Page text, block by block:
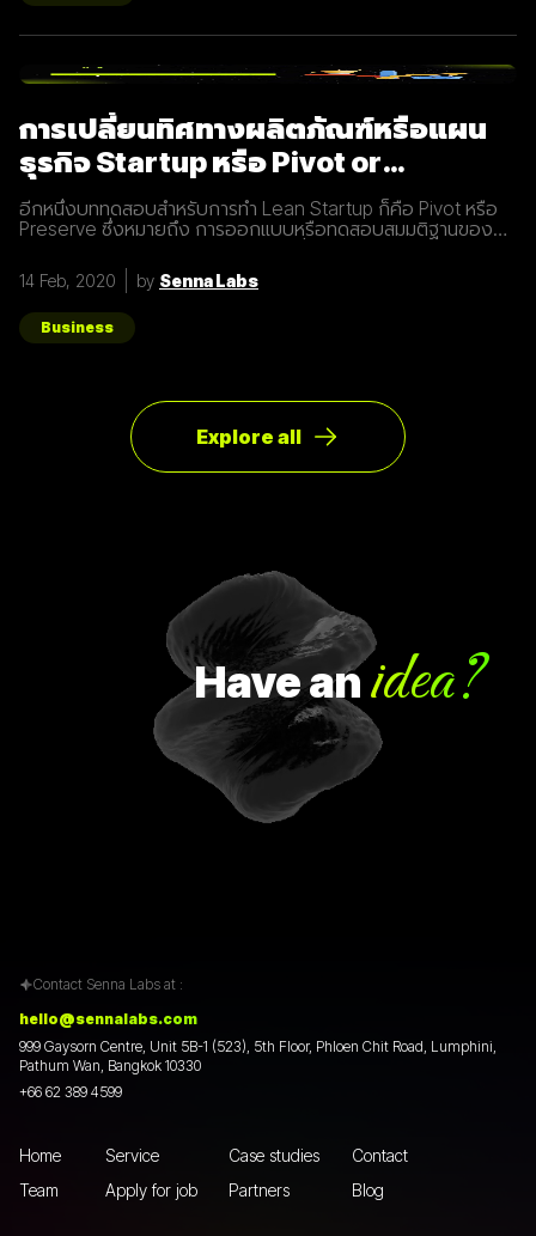
การเปลี่ยนทิศทางผลิตภัณฑ์หรือแผน
ธุรกิจ Startup หรือ Pivot or
Preserve
อีกหนึ่งบททดสอบสำหรับการทำ Lean Startup ก็คือ Pivot หรือ
Preserve ซึ่งหมายถึง การออกแบบหรือทดสอบสมมติฐานของ
ที่คาดคิด จึงต้องเปลี่ยนทิศทางเพื่อให้ตอบโจทย์ความต้องการ
ของผู้ใช้ให้มากที่สุด ตัวอย่างการทำ Pivot ตอนแรก Groupon เป็น
Online Activism Platform คือแพลตฟอร์มที่มีไว้เพื่อสร้าง
แคมเปญรณรงค์หรือการเปลี่ยนแปลงบางอย่างในสังคม ซึ่งตอน
แรกแทบจะไม่มีคนเข้ามาใช้งานเลย และแล้วผู้ก่อตั้ง Groupon ก็ได้
ทิศทางหรือ Pivot จากกลุ่มลูกค้าเดิมเป็นกลุ่มลูกค้าจริง Pivot ถูก
แบ่งออกเป็น 8 ประเภท Customer Need
14 Feb, 2020 by Senna Labs
Business
Explore all
Haveanidea?
Contact Senna Labs at :
hello@sennalabs.com
999 Gaysorn Centre, Unit 5B-1 (523), 5th Floor, Phloen Chit Road, Lumphini,
Pathum Wan, Bangkok 10330
+66 62 389 4599
Home Service Case studies
Contact
Team
Apply for job Partners Blog